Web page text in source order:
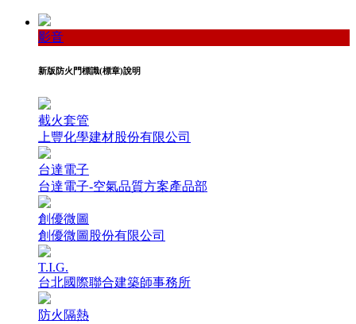
影音
新版防火門標識(標章)說明
截火套管
上豐化學建材股份有限公司
台達電子
台達電子-空氣品質方案產品部
創優微圖
創優微圖股份有限公司
T.I.G.
台北國際聯合建築師事務所
防火隔熱